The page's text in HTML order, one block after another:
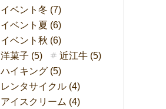
イベント冬 (7)
イベント夏 (6)
イベント秋 (6)
洋菓子 (5)
近江牛 (5)
ハイキング (5)
レンタサイクル (4)
アイスクリーム (4)